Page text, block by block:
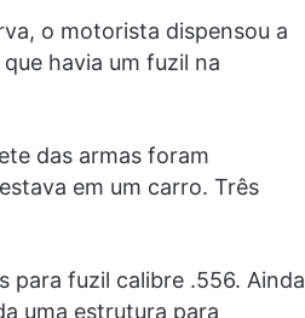
o motorista dispensou a
havia um fuzil na
das armas foram
em um carro. Três
para fuzil calibre .556. Ainda
uma estrutura para